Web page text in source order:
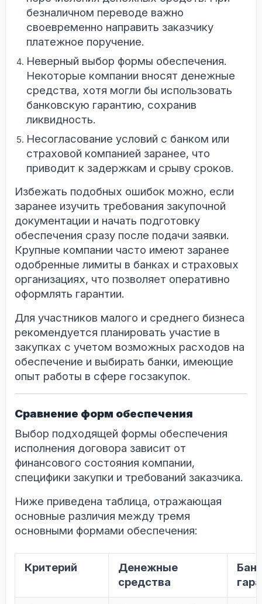
безналичном переводе важно
своевременно направить заказчику
платежное поручение.
Неверный выбор формы обеспечения.
Некоторые компании вносят денежные
средства, хотя могли бы использовать
банковскую гарантию, сохранив
ликвидность.
Несогласование условий с банком или
страховой компанией заранее, что
приводит к задержкам и срыву сроков.
Избежать подобных ошибок можно, если
заранее изучить требования закупочной
документации и начать подготовку
обеспечения сразу после подачи заявки.
Крупные компании часто имеют заранее
одобренные лимиты в банках и страховых
организациях, что позволяет оперативно
оформлять гарантии.
Для участников малого и среднего бизнеса
рекомендуется планировать участие в
закупках с учетом возможных расходов на
обеспечение и выбирать банки, имеющие
опыт работы в сфере госзакупок.
Сравнение форм обеспечения
Выбор подходящей формы обеспечения
исполнения договора зависит от
финансового состояния компании,
специфики закупки и требований заказчика.
Ниже приведена таблица, отражающая
основные различия между тремя
основными формами обеспечения:
Критерий
Денежные
средства